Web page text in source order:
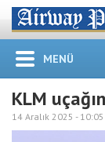
MENÜ
KLM
14 Aralık 2025 - 10:05